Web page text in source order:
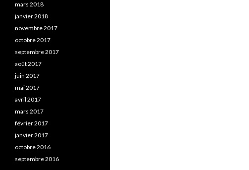
mars 2018
janvier 2018
novembre 2017
octobre 2017
septembre 2017
août 2017
juin 2017
mai 2017
avril 2017
mars 2017
février 2017
janvier 2017
octobre 2016
septembre 2016